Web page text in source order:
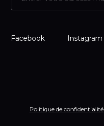
Facebook Instagram
Politique de confidentialité